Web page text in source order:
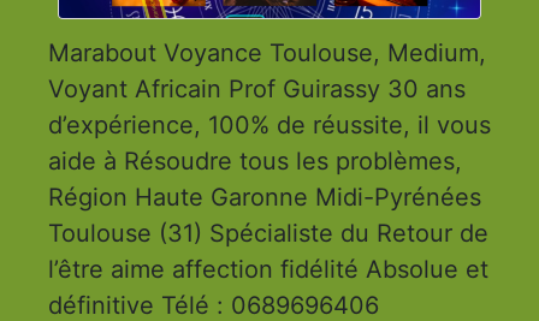
Marabout Voyance Toulouse, Medium,
Voyant Africain Prof Guirassy 30 ans
d’expérience, 100% de réussite, il vous
aide à Résoudre tous les problèmes,
Région Haute Garonne Midi-Pyrénées
Toulouse (31) Spécialiste du Retour de
l’être aime affection fidélité Absolue et
définitive Télé : 0689696406